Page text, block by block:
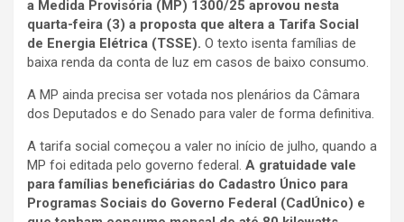
a Medida Provisória (MP) 1300/25 aprovou nesta
quarta-feira (3) a proposta que altera a Tarifa Social
de Energia Elétrica (TSSE). O texto isenta famílias de
baixa renda da conta de luz em casos de baixo consumo.
A MP ainda precisa ser votada nos plenários da Câmara
dos Deputados e do Senado para valer de forma definitiva.
A tarifa social começou a valer no início de julho, quando a
MP foi editada pelo governo federal. A gratuidade vale
para famílias beneficiárias do Cadastro Único para
Programas Sociais do Governo Federal (CadÚnico) e